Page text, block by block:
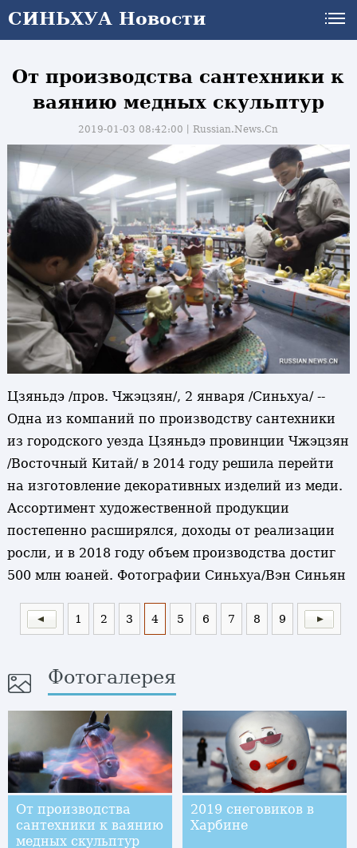
СИНЬХУА Новости
От производства сантехники к
ваянию медных скульптур
2019-01-03 08:42:00丨Russian.News.Cn
Цзяньдэ /пров. Чжэцзян/, 2 января /Синьхуа/ --
Одна из компаний по производству сантехники
из городского уезда Цзяньдэ провинции Чжэцзян
/Восточный Китай/ в 2014 году решила перейти
на изготовление декоративных изделий из меди.
Ассортимент художественной продукции
постепенно расширялся, доходы от реализации
росли, и в 2018 году объем производства достиг
500 млн юаней. Фотографии Синьхуа/Вэн Синьян
1 2 3 4 5 6 7 8 9
Фотогалерея
От производства
сантехники к ваянию
медных скульптур
2019 снеговиков в
Харбине